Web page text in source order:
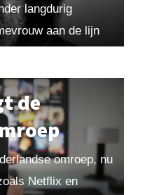
langdurig
aan de lijn
de
omroep, nu
Netflix en